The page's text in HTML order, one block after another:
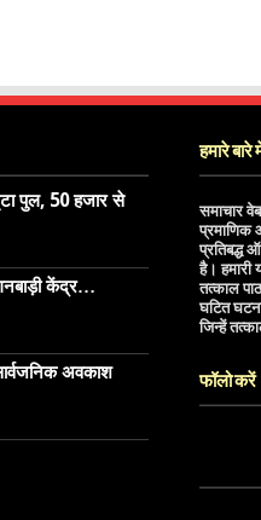
पुल, 50 हजार से
केंद्र…
अवकाश
हमारे बारे
समाचार
प्रमाणिक
प्रतिबद्ध
है। हमारी
तत्काल
घटित
जिन्हें
फॉलो करें